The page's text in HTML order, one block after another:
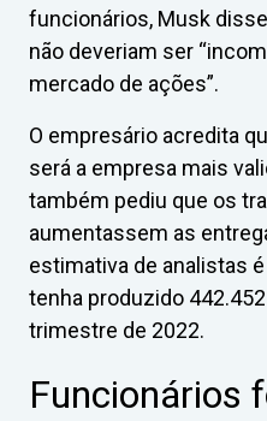
funcionários, Musk
não deveriam ser
mercado de ações”.
O empresário acredita
será a empresa mais
também pediu que os
aumentassem as
estimativa de analistas
tenha produzido
trimestre de 2022.
Funcionários